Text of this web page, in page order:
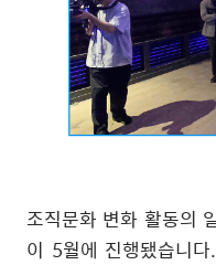
조직문화 변화 활동의
이 5월에 진행됐습니다.